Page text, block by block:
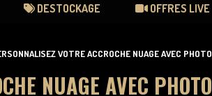
DESTOCKAGE OFFRES LIVE
VOTRE ACCROCHE NUAGE AVEC PHOTO
NUAGE AVEC PHOTO